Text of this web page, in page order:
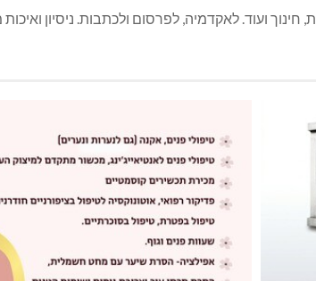
ועוד. לאקדמיה, לפרסום ולכתבות. ניסיון